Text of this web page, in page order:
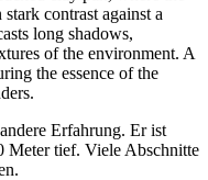
Erfahrung. Er ist
Meter tief. Viele Abschnitte